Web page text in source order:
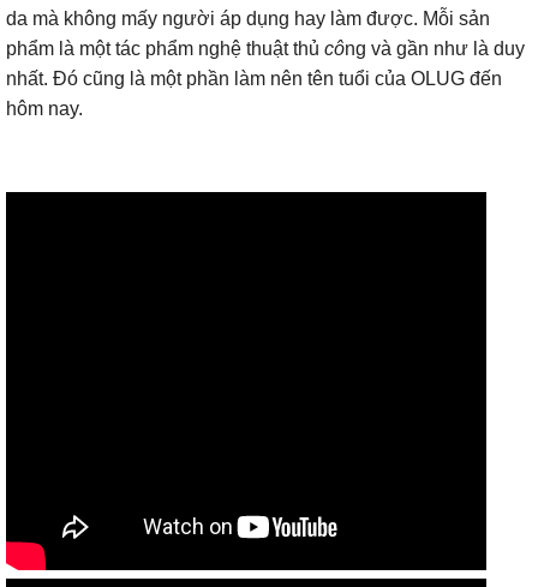
da mà không mấy người áp dụng hay làm được. Mỗi sản
phẩm là một tác phẩm nghệ thuật thủ công và gần như là duy
nhất. Đó cũng là một phần làm nên tên tuổi của OLUG đến
hôm nay.